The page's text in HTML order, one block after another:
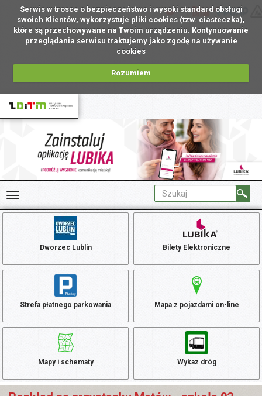
Serwis w trosce o bezpieczeństwo i wysoki standard obsługi
swoich Klientów, wykorzystuje pliki cookies (tzw. ciasteczka),
które są przechowywane na Twoim urządzeniu. Kontynuowanie
przeglądania serwisu traktujemy jako zgodę na używanie
cookies
Rozumiem
PL
Dworzec Lublin Bilety Elektroniczne
Strefa płatnego parkowania Mapa z pojazdami on-line
Mapy i schematy Wykaz dróg